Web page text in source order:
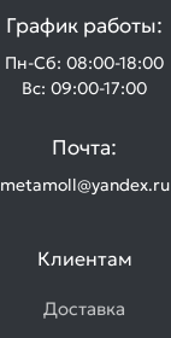
График работы:
Пн-Сб: 08:00-18:00
Вс: 09:00-17:00
Почта:
metamoll@yandex.ru
Клиентам
Доставка